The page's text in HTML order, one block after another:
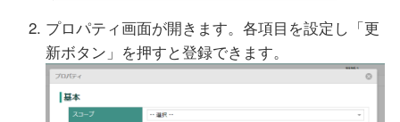
プロパティ画面が開きます。各項目を設定し「更
新ボタン」を押すと登録できます。